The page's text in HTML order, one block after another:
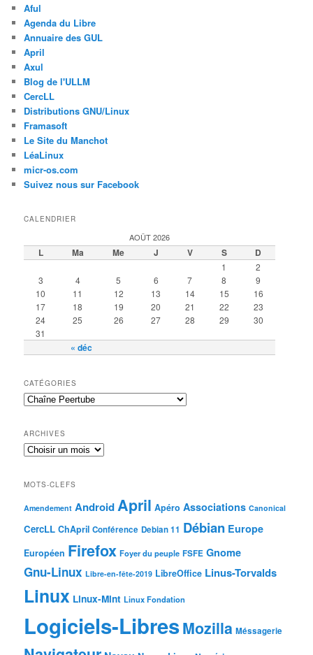
Aful
Agenda du Libre
Annuaire des GUL
April
Axul
Blog de l'ULLM
CercLL
Distributions GNU/Linux
Framasoft
Le Site du Manchot
LéaLinux
micr-os.com
Suivez nous sur Facebook
CALENDRIER
AOÛT 2026
L Ma Me J V S D
« déc
1
2
3
4 5 6 7 8
9
10
11 12 13 14 15
16
17
18 19 20 21 22
23
24
25 26 27 28 29
30
31
CATÉGORIES
ARCHIVES
MOTS-CLEFS
Amendement AndroidApril Apéro Associations Canonical
CercLL ChApril Conférence Debian 11 Débian Europe
Européen Firefox Foyer du peuple FSFE Gnome
Gnu-Linux Libre-en-fête-2019 LibreOffice Linus-Torvalds
Linux Linux-Mint Linux Fondation
Logiciels-LibresMozilla Méssagerie